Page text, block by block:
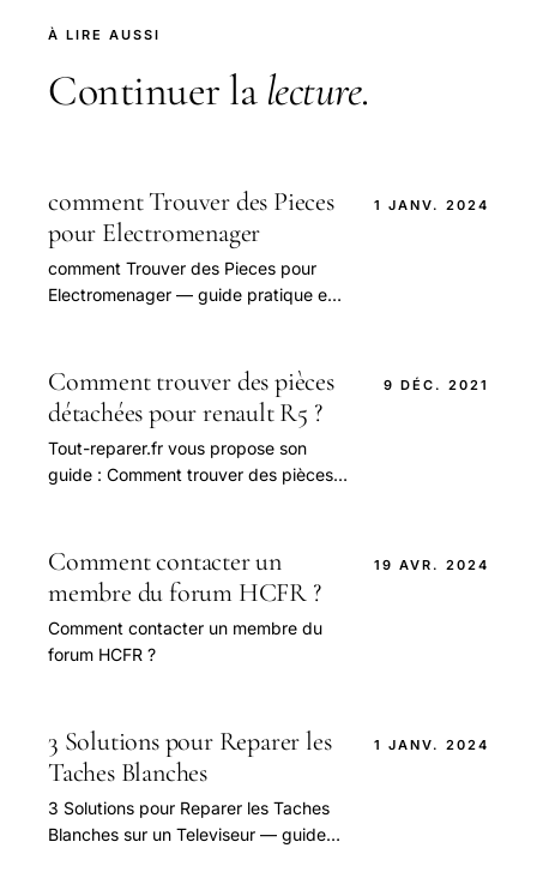
À LIRE AUSSI
Continuer la lecture.
comment Trouver des Pieces
pour Electromenager
comment Trouver des Pieces pour
Electromenager — guide pratique et
1 JANV. 2024
Comment trouver des pièces
détachées pour renault R5 ?
Tout-reparer.fr vous propose son
guide : Comment trouver des pièces
9 DÉC. 2021
Comment contacter un
membre du forum HCFR ?
Comment contacter un membre du
forum HCFR ?
19 AVR. 2024
3 Solutions pour Reparer les
Taches Blanches
3 Solutions pour Reparer les Taches
Blanches sur un Televiseur — guide
1 JANV. 2024